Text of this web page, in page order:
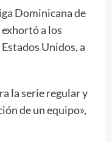
Dominicana de
a los
Unidos, a
la serie regular y
de un equipo»,